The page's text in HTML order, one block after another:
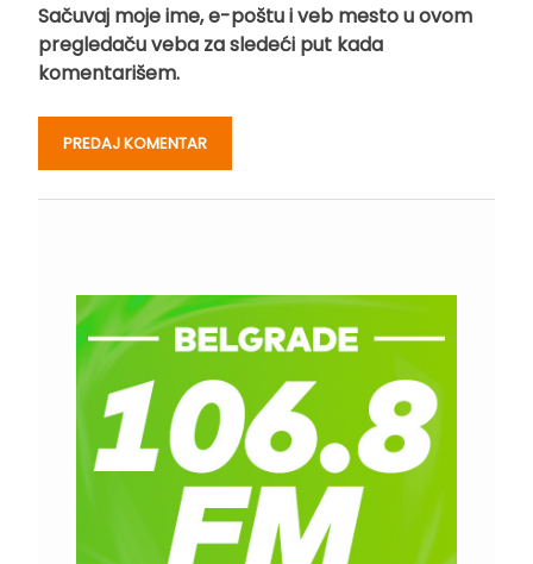
Sačuvaj moje ime, e-poštu i veb mesto u ovom
pregledaču veba za sledeći put kada
komentarišem.